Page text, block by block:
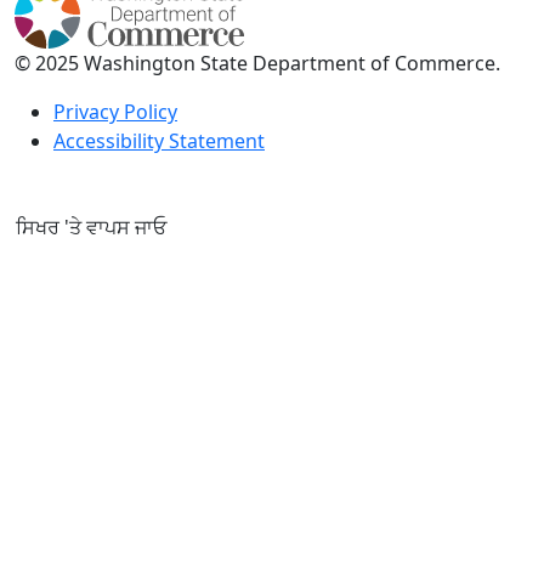
© 2025 Washington State Department of Commerce.
Privacy Policy
Accessibility Statement
ਸਿਖਰ 'ਤੇ ਵਾਪਸ ਜਾਓ